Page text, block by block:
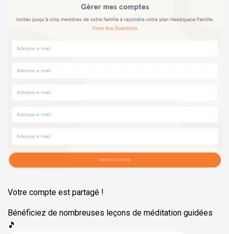
Votre compte est partagé !
Bénéficiez de nombreuses leçons de méditation guidées
🎵